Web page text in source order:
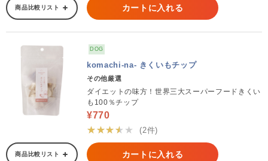
商品比較リスト カートに入れる
DOG
komachi-na- きくいもチップ
その他厳選
ダイエットの味方！世界三大スーパーフードきくい
も100％チップ
¥770
★★★★★
(2件)
商品比較リスト カートに入れる